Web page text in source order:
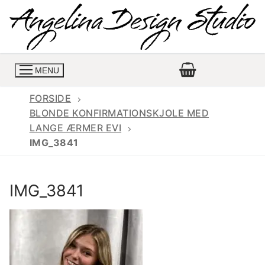
indhold
MENU
Konfirmationskjoler
Konfirmations buksedragter
Konfirmationskjoler med lange ærmer
Konfirmationskjoler udsalg
Bukser priser
Jeans priser
Book en tid
Kontakt
FORSIDE
BLONDE KONFIRMATIONSKJOLE MED
LANGE ÆRMER EVI
IMG_3841
IMG_3841